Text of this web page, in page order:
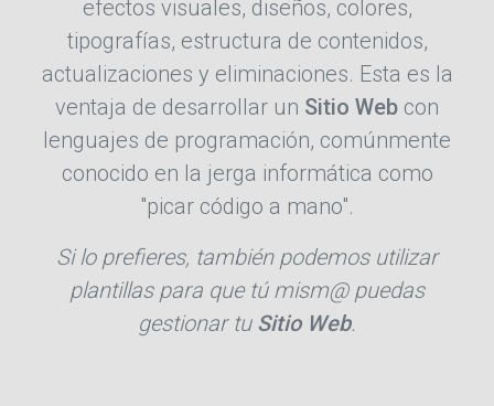
efectos visuales, diseños, colores,
tipografías, estructura de contenidos,
actualizaciones y eliminaciones. Esta es la
ventaja de desarrollar un Sitio Web con
lenguajes de programación, comúnmente
conocido en la jerga informática como
"picar código a mano".
Si lo prefieres, también podemos utilizar
plantillas para que tú mism@ puedas
gestionar tu Sitio Web.